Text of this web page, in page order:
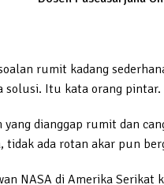
rumit kadang
solusi. Itu kata orang pintar.
yang dianggap rumit dan
tidak ada rotan akar pun
NASA di Amerika